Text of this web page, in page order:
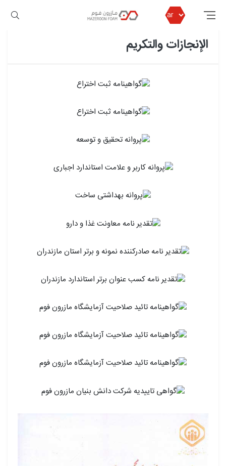
مازرون فوم إدخال مازیرون رغوة الإنجازات والتكريم
الإنجازات والتكريم